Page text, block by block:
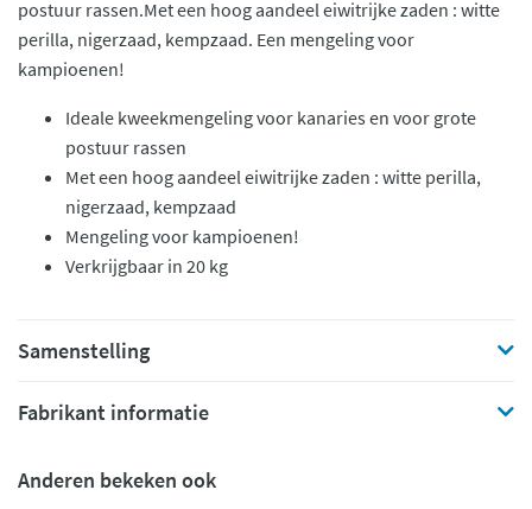
postuur rassen.Met een hoog aandeel eiwitrijke zaden : witte
perilla, nigerzaad, kempzaad. Een mengeling voor
kampioenen!
Ideale kweekmengeling voor kanaries en voor grote
postuur rassen
Met een hoog aandeel eiwitrijke zaden : witte perilla,
nigerzaad, kempzaad
Mengeling voor kampioenen!
Verkrijgbaar in 20 kg
Samenstelling
Fabrikant informatie
Anderen bekeken ook